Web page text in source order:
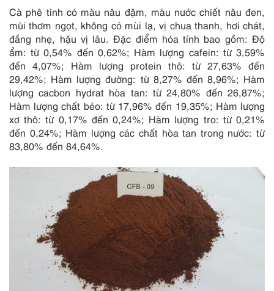
Cà phê tinh có màu nâu đậm, màu nước chiết nâu đen,
mùi thơm ngọt, không có mùi lạ, vị chua thanh, hơi chát,
đắng nhẹ, hậu vị lâu. Đặc điểm hóa tính bao gồm: Độ
ẩm: từ 0,54% đến 0,62%; Hàm lượng cafein: từ 3,59%
đến 4,07%; Hàm lượng protein thô: từ 27,63% đến
29,42%; Hàm lượng đường: từ 8,27% đến 8,96%; Hàm
lượng cacbon hydrat hòa tan: từ 24,80% đến 26,87%;
Hàm lượng chất béo: từ 17,96% đến 19,35%; Hàm lượng
xơ thô: từ 0,17% đến 0,24%; Hàm lượng tro: từ 0,21%
đến 0,24%; Hàm lượng các chất hòa tan trong nước: từ
83,80% đến 84,64%.